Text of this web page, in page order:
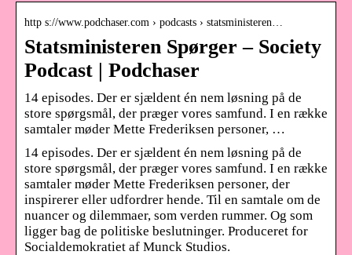
http s://www.podchaser.com › podcasts › statsministeren…
Statsministeren Spørger – Society
Podcast | Podchaser
14 episodes. Der er sjældent én nem løsning på de
store spørgsmål, der præger vores samfund. I en række
samtaler møder Mette Frederiksen personer, …
14 episodes. Der er sjældent én nem løsning på de
store spørgsmål, der præger vores samfund. I en række
samtaler møder Mette Frederiksen personer, der
inspirerer eller udfordrer hende. Til en samtale om de
nuancer og dilemmaer, som verden rummer. Og som
ligger bag de politiske beslutninger. Produceret for
Socialdemokratiet af Munck Studios.